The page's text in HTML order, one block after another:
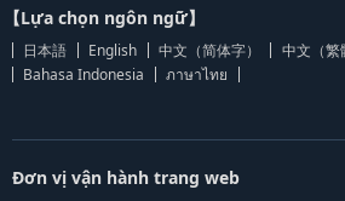
【Lựa chọn ngôn ngữ】
日本語 English 中文（简体字） 中文（繁
Bahasa Indonesia
ภาษาไทย
Đơn vị vận hành trang web